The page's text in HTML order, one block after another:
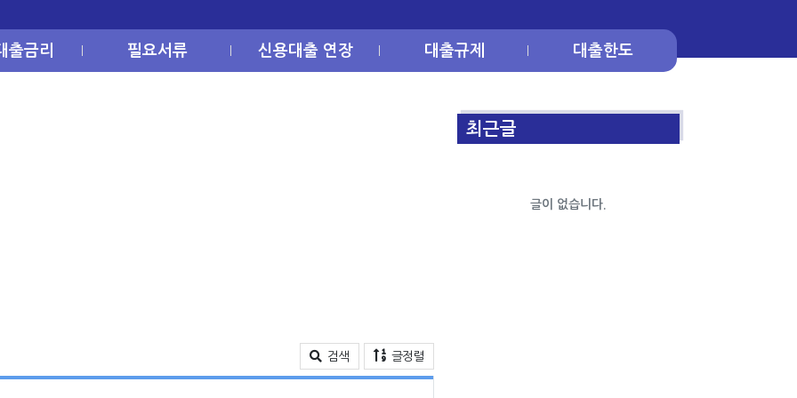
출금리 필요서류 신용대출 연장 대출규제 대출한도
검색 글정렬게시물 정렬
최근글
글이 없습니다.